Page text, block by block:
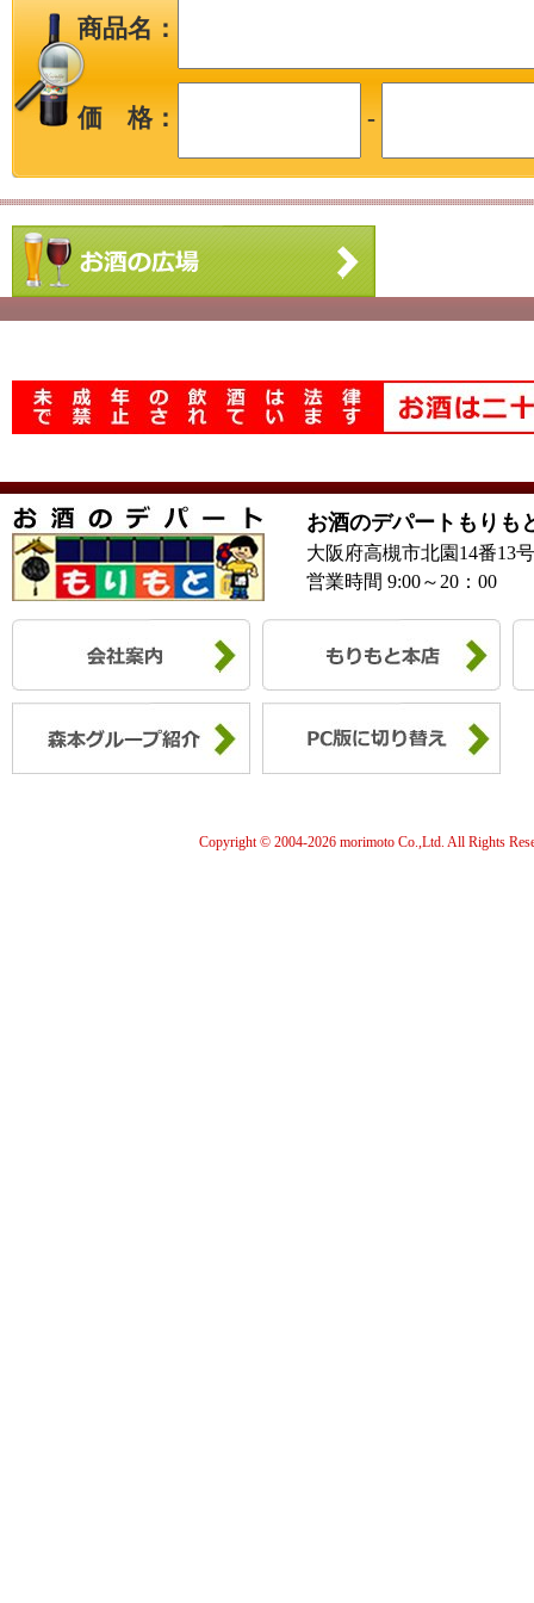
商品名：
価 格： -
お酒のデパートもりも
大阪府高槻市北園14番13
営業時間 9:00～20：00
Copyright © 2004-2026 morimoto Co.,Ltd. All Rights